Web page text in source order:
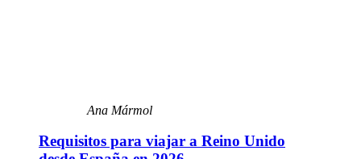
Ana Mármol
Requisitos para viajar a Reino Unido